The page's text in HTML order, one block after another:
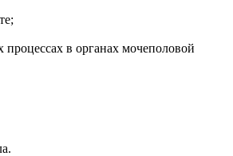
процессах в органах мочеполовой